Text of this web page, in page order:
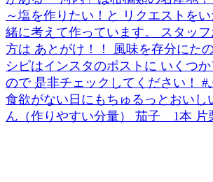
食欲がない日にもちゅるっとおいし
ん（作りやすい分量） 茄子 1本